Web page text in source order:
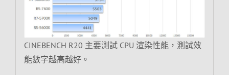
CINEBENCH R20 主要測試 CPU 渲染性能，測試效
能數字越高越好。